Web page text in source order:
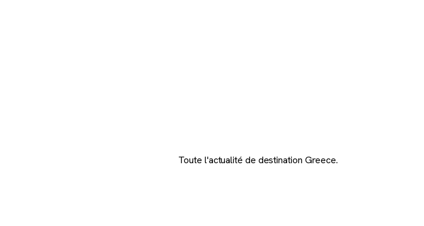
Toute l'actualité de destination Greece.